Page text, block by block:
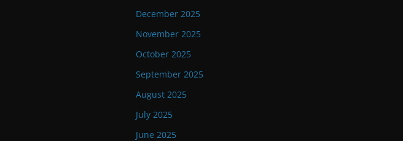
December 2025
November 2025
October 2025
September 2025
August 2025
July 2025
June 2025